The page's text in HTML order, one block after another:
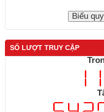
SỐ LƯỢT TRUY CẬP